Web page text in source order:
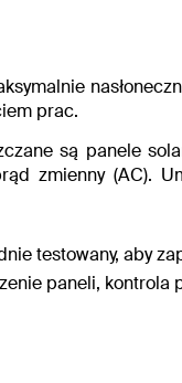
prac.
są panele
zmienny (AC).
testowany, aby
paneli, kontrola